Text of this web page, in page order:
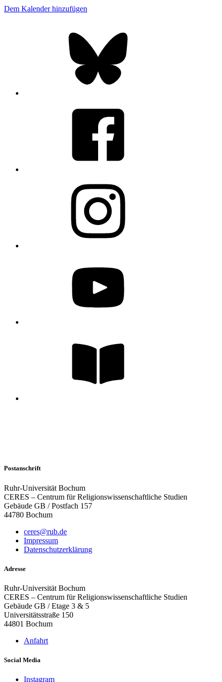
Dem Kalender hinzufügen
Postanschrift
Ruhr-Universität Bochum
CERES – Centrum für Religionswissenschaftliche Studien
Gebäude GB / Postfach 157
44780 Bochum
ceres@rub.de
Impressum
Datenschutzerklärung
Adresse
Ruhr-Universität Bochum
CERES – Centrum für Religionswissenschaftliche Studien
Gebäude GB / Etage 3 & 5
Universitätsstraße 150
44801 Bochum
Anfahrt
Social Media
Instagram